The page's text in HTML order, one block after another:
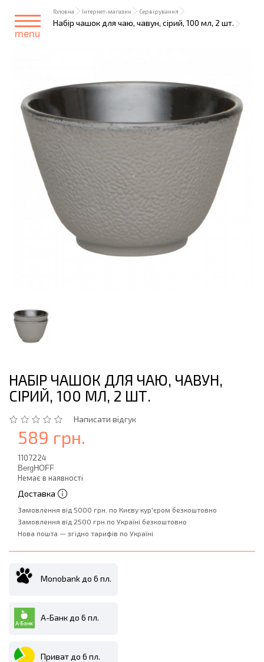
menu
Головна Інтернет-магазин Сервірування
Набір чашок для чаю, чавун, сірий, 100 мл, 2 шт.
НАБІР ЧАШОК ДЛЯ ЧАЮ, ЧАВУН,
СІРИЙ, 100 МЛ, 2 ШТ.
Написати відгук
589 грн.
1107224
BergHOFF
Немає в наявності
Доставка
Замовлення від 5000 грн. по Києву кур'єром безкоштовно
Замовлення від 2500 грн.по Україні безкоштовно
Нова пошта — згідно тарифів по Україні
Monobank до 6 пл.
А-Банк до 6 пл.
Приват до 6 пл.